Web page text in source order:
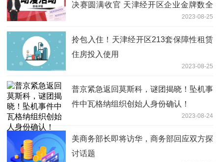
决赛圆满收官 天津经开区企业金牌数全
2023-08-25
拎包入住！天津经开区213套保障性租赁
住房投入使用
2023-08-25
普京紧急返回莫斯科，谜团揭晓！坠机事
件中瓦格纳组织创始人身份确认！
2023-08-24
美商务部长即将访华，商务部回应双方探
讨话题